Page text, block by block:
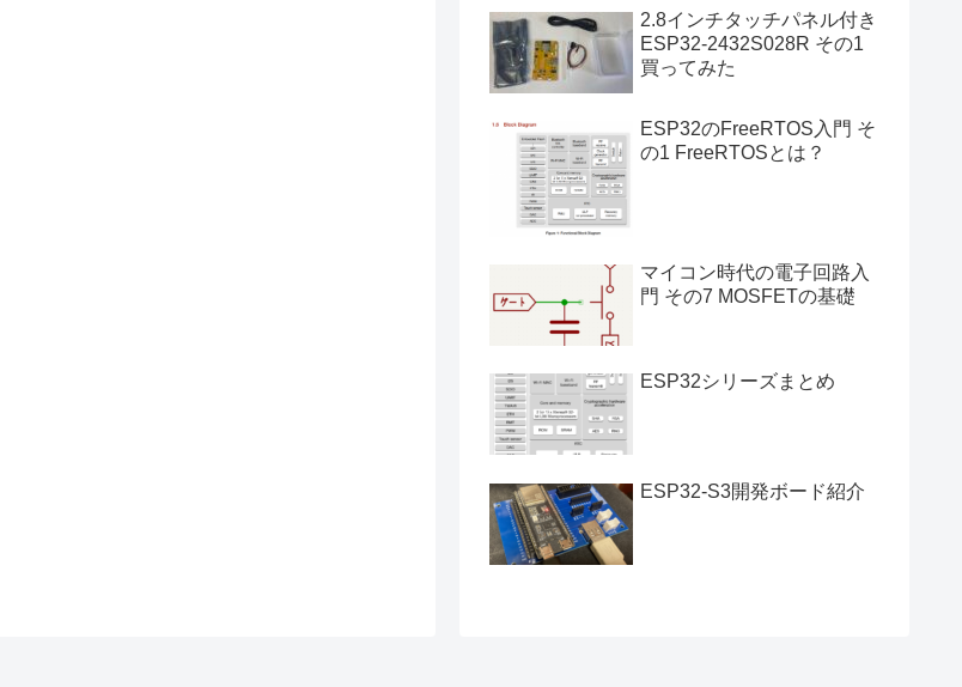
2.8インチタッチパネル付き
ESP32-2432S028R その1
買ってみた
ESP32のFreeRTOS入門 そ
の1 FreeRTOSとは？
マイコン時代の電子回路入
門 その7 MOSFETの基礎
ESP32シリーズまとめ
ESP32-S3開発ボード紹介